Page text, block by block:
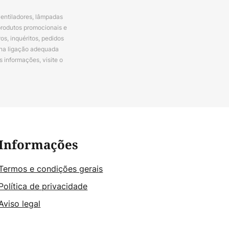
lâmpadas
promocionais e
inquéritos, pedidos
ligação adequada
informações, visite o
e condições gerais
de privacidade
legal